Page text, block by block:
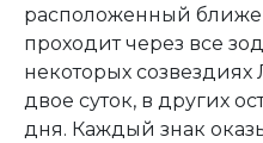
расположенный ближе
проходит через все
некоторых
двое суток, в других
дня. Каждый знак